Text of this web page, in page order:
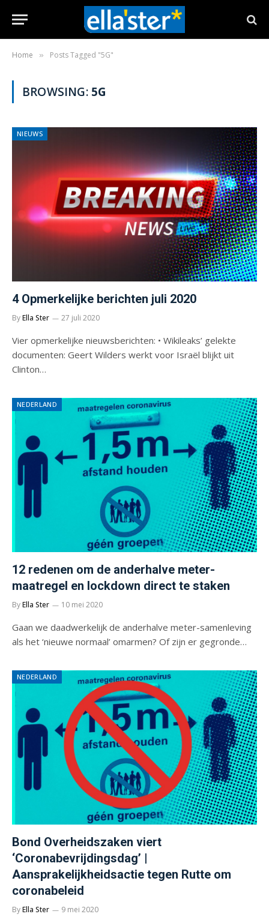
Home » Posts Tagged "5G"
BROWSING: 5G
NIEUWS
4 Opmerkelijke berichten juli 2020
ByElla Ster 27 juli 2020
Vier opmerkelijke nieuwsberichten: • Wikileaks’ gelekte
documenten: Geert Wilders werkt voor Israël blijkt uit
Clinton…
NEDERLAND
12 redenen om de anderhalve meter-
maatregel en lockdown direct te staken
ByElla Ster 10 mei 2020
Gaan we daadwerkelijk de anderhalve meter-samenleving
als het ‘nieuwe normaal’ omarmen? Of zijn er gegronde…
NEDERLAND
Bond Overheidszaken viert
‘Coronabevrijdingsdag’ |
Aansprakelijkheidsactie tegen Rutte om
coronabeleid
ByElla Ster 9 mei 2020